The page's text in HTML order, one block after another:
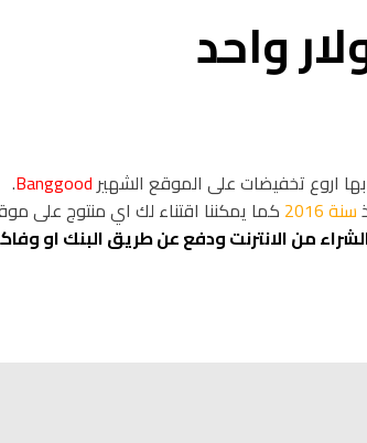
واحد
اروع تخفيضات على الموقع الشهير Banggood
.
سنة 2016 كما يمكننا اقتناء لك اي منتوج على
من الانترنت ودفع عن طريق البنك او